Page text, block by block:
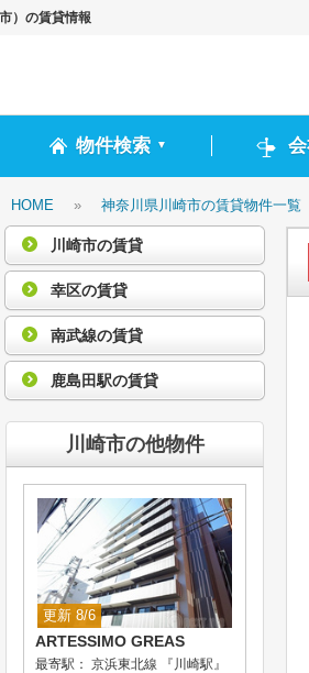
）の賃貸情報
物件検索 ▼
HOME » 神奈川県川崎市の賃貸物件一覧
川崎市の賃貸
幸区の賃貸
南武線の賃貸
鹿島田駅の賃貸
川崎市の他物件
更新 8/6
ARTESSIMO GREAS
最寄駅： 京浜東北線 『川崎駅』